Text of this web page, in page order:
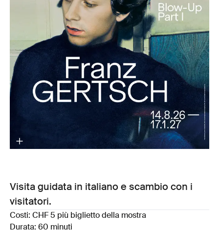
Visita guidata in italiano e scambio con i
visitatori.
Costi: CHF 5 più biglietto della mostra
Durata: 60 minuti